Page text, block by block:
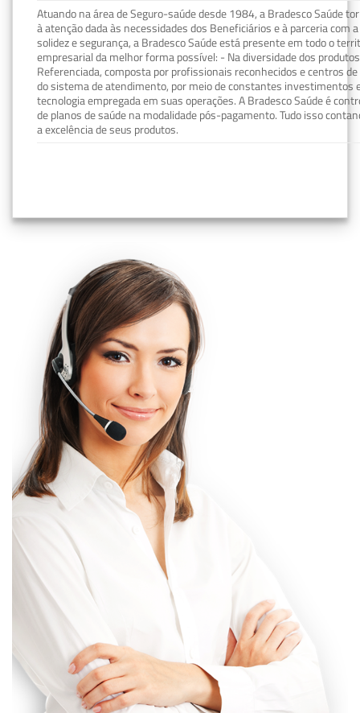
Atuando na área de Seguro-saúde desde 1984, a Bradesco Saúde
à atenção dada às necessidades dos Beneficiários e à parceria com
solidez e segurança, a Bradesco Saúde está presente em todo o
empresarial da melhor forma possível: - Na diversidade dos
Referenciada, composta por profissionais reconhecidos e centros
do sistema de atendimento, por meio de constantes investimentos
tecnologia empregada em suas operações. A Bradesco Saúde é
de planos de saúde na modalidade pós-pagamento. Tudo isso
a excelência de seus produtos.